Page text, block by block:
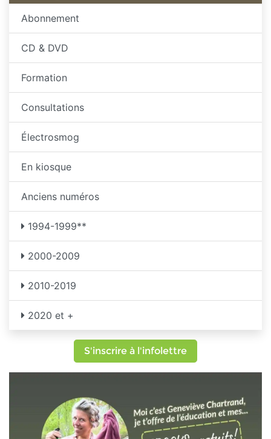
Abonnement
CD & DVD
Formation
Consultations
Électrosmog
En kiosque
Anciens numéros
1994-1999**
2000-2009
2010-2019
2020 et +
S'inscrire à l'infolettre